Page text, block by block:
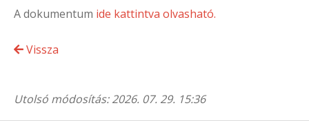
A dokumentum ide kattintva olvasható.
Vissza
Utolsó módosítás: 2026. 07. 29. 15:36